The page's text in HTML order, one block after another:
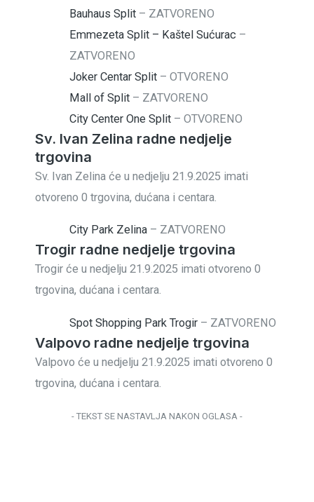
Bauhaus Split – ZATVORENO
Emmezeta Split – Kaštel Sućurac –
ZATVORENO
Joker Centar Split –OTVORENO
Mall of Split – ZATVORENO
City Center One Split –OTVORENO
Sv. Ivan Zelina radne nedjelje
trgovina
Sv. Ivan Zelina će u nedjelju 21.9.2025 imati
otvoreno 0 trgovina, dućana i centara.
City Park Zelina – ZATVORENO
Trogir radne nedjelje trgovina
Trogir će u nedjelju 21.9.2025 imati otvoreno 0
trgovina, dućana i centara.
Spot Shopping Park Trogir – ZATVORENO
Valpovo radne nedjelje trgovina
Valpovo će u nedjelju 21.9.2025 imati otvoreno 0
trgovina, dućana i centara.
- TEKST SE NASTAVLJA NAKON OGLASA -